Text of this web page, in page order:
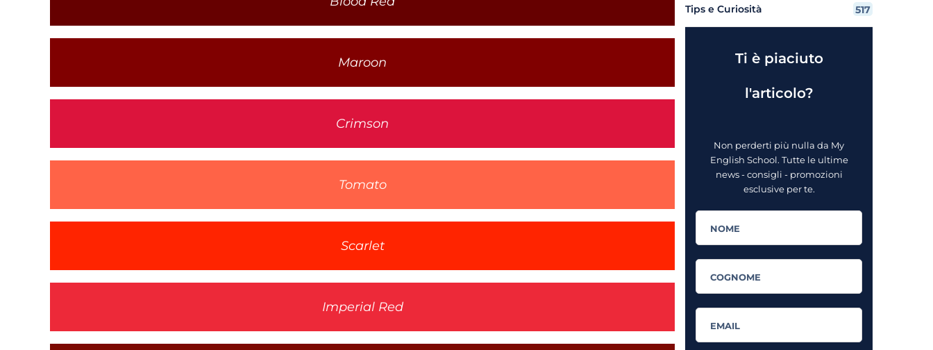
Maroon
Crimson
Tomato
Scarlet
Imperial Red
Tips e Curiosità 517
Ti è piaciuto
l'articolo?
Non perderti più nulla da My
English School. Tutte le ultime
news - consigli - promozioni
esclusive per te.